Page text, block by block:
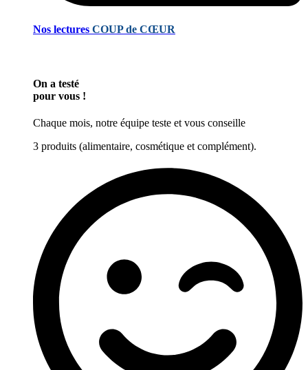
Nos lectures COUP de CŒUR
On a testé
pour vous !
Chaque mois, notre équipe teste et vous conseille
3 produits (alimentaire, cosmétique et complément).